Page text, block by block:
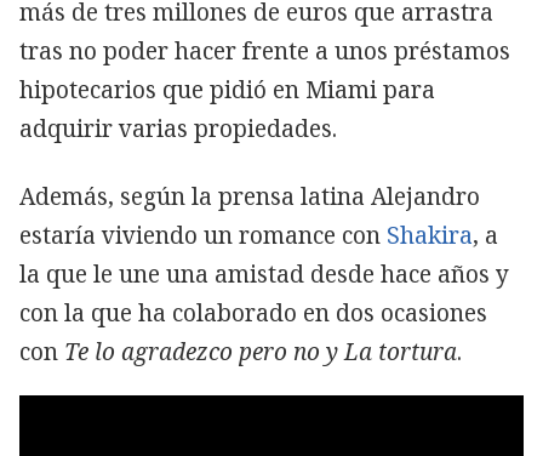
más de tres millones de euros que arrastra
tras no poder hacer frente a unos préstamos
hipotecarios que pidió en Miami para
adquirir varias propiedades.
Además, según la prensa latina Alejandro
estaría viviendo un romance con Shakira, a
la que le une una amistad desde hace años y
con la que ha colaborado en dos ocasiones
con Te lo agradezco pero no y La tortura.